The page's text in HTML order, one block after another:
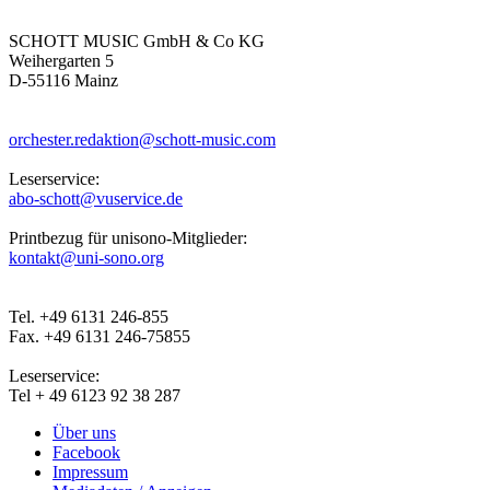
SCHOTT MUSIC GmbH & Co KG
Weihergarten 5
D-55116 Mainz
orchester.redaktion@schott-music.com
Leserservice:
abo-schott@vuservice.de
Printbezug für unisono-Mitglieder:
kontakt@uni-sono.org
Tel. +49 6131 246-855
Fax. +49 6131 246-75855
Leserservice:
Tel + 49 6123 92 38 287
Über uns
Facebook
Impressum